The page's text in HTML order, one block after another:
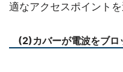
適なアクセスポイントを
(2)カバーが電波をブロ